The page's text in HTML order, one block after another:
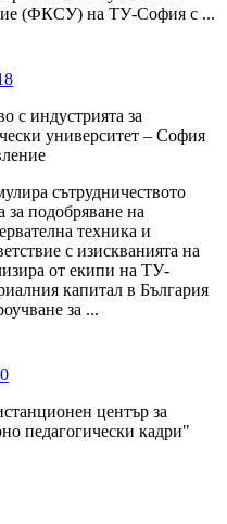
(ФКСУ) на ТУ-София с ...
с индустрията за
университет – София
сътрудничеството
подобряване на
техника и
с изискванията на
от екипи на ТУ-
капитал в България
за ...
център за
педагогически кадри"